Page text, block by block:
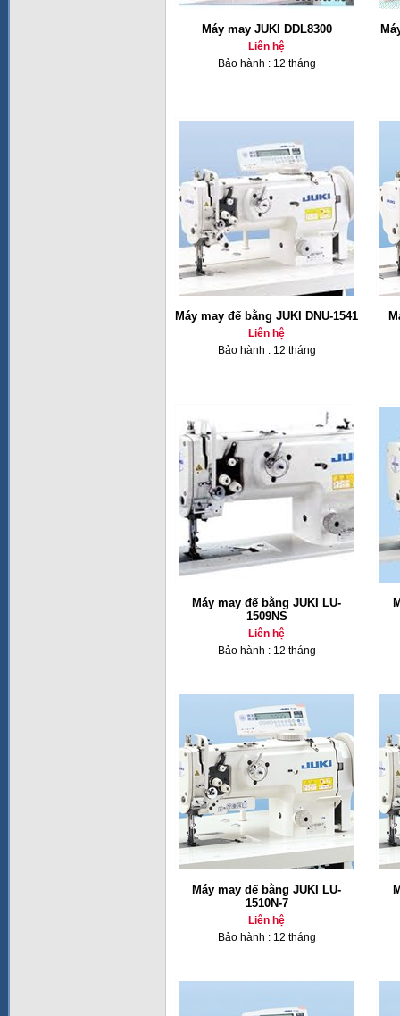
Máy may JUKI DDL8300
Liên hệ
Bảo hành : 12 tháng
Máy may đế bằng JUKI DNU-1541
Liên hệ
Bảo hành : 12 tháng
Máy may đế bằng JUKI LU-
1509NS
Liên hệ
Bảo hành : 12 tháng
Máy may đế bằng JUKI LU-
1510N-7
Liên hệ
Bảo hành : 12 tháng